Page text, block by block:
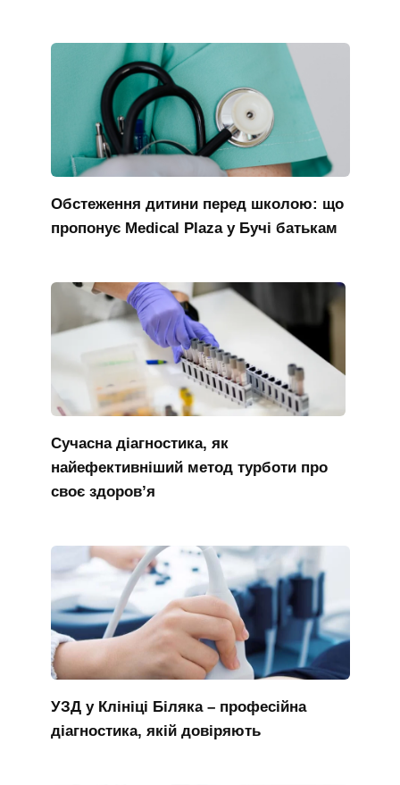
Обстеження дитини перед школою: що
пропонує Medical Plaza у Бучі батькам
Сучасна діагностика, як
найефективніший метод турботи про
своє здоров’я
УЗД у Клініці Біляка – професійна
діагностика, якій довіряють